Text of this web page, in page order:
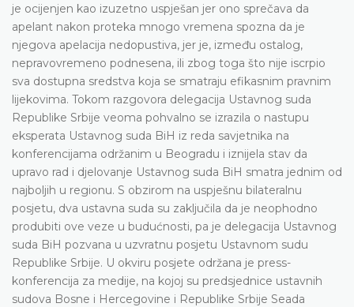
je ocijenjen kao izuzetno uspješan jer ono sprečava da
apelant nakon proteka mnogo vremena spozna da je
njegova apelacija nedopustiva, jer je, između ostalog,
nepravovremeno podnesena, ili zbog toga što nije iscrpio
sva dostupna sredstva koja se smatraju efikasnim pravnim
lijekovima. Tokom razgovora delegacija Ustavnog suda
Republike Srbije veoma pohvalno se izrazila o nastupu
eksperata Ustavnog suda BiH iz reda savjetnika na
konferencijama održanim u Beogradu i iznijela stav da
upravo rad i djelovanje Ustavnog suda BiH smatra jednim od
najboljih u regionu. S obzirom na uspješnu bilateralnu
posjetu, dva ustavna suda su zaključila da je neophodno
produbiti ove veze u budućnosti, pa je delegacija Ustavnog
suda BiH pozvana u uzvratnu posjetu Ustavnom sudu
Republike Srbije. U okviru posjete održana je press-
konferencija za medije, na kojoj su predsjednice ustavnih
sudova Bosne i Hercegovine i Republike Srbije Seada